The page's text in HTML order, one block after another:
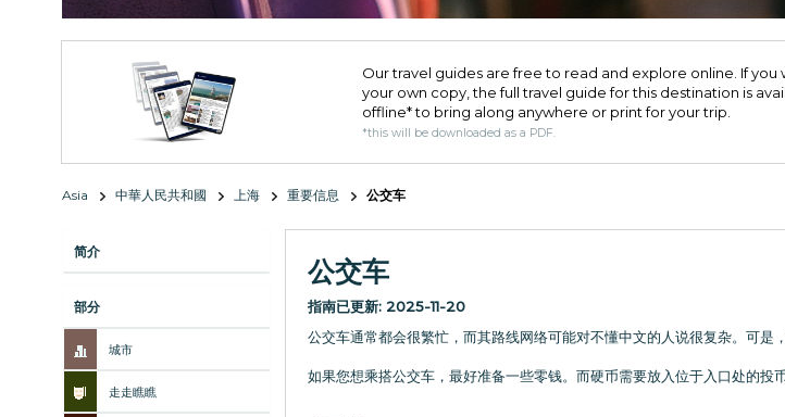
Our travel guides are free to read and explore online. If you
your own copy, the full travel guide for this destination is
offline* to bring along anywhere or print for your trip.​
*this will be downloaded as a PDF.
Asia 中華人民共和國 上海 重要信息 公交车
简介
部分
城市
走走瞧瞧
公交车
指南已更新: 2025-11-20
公交车通常都会很繁忙，而其路线网络可能对不懂中文的人说很复杂。可是
如果您想乘搭公交车，最好准备一些零钱。而硬币需要放入位于入口处的投币